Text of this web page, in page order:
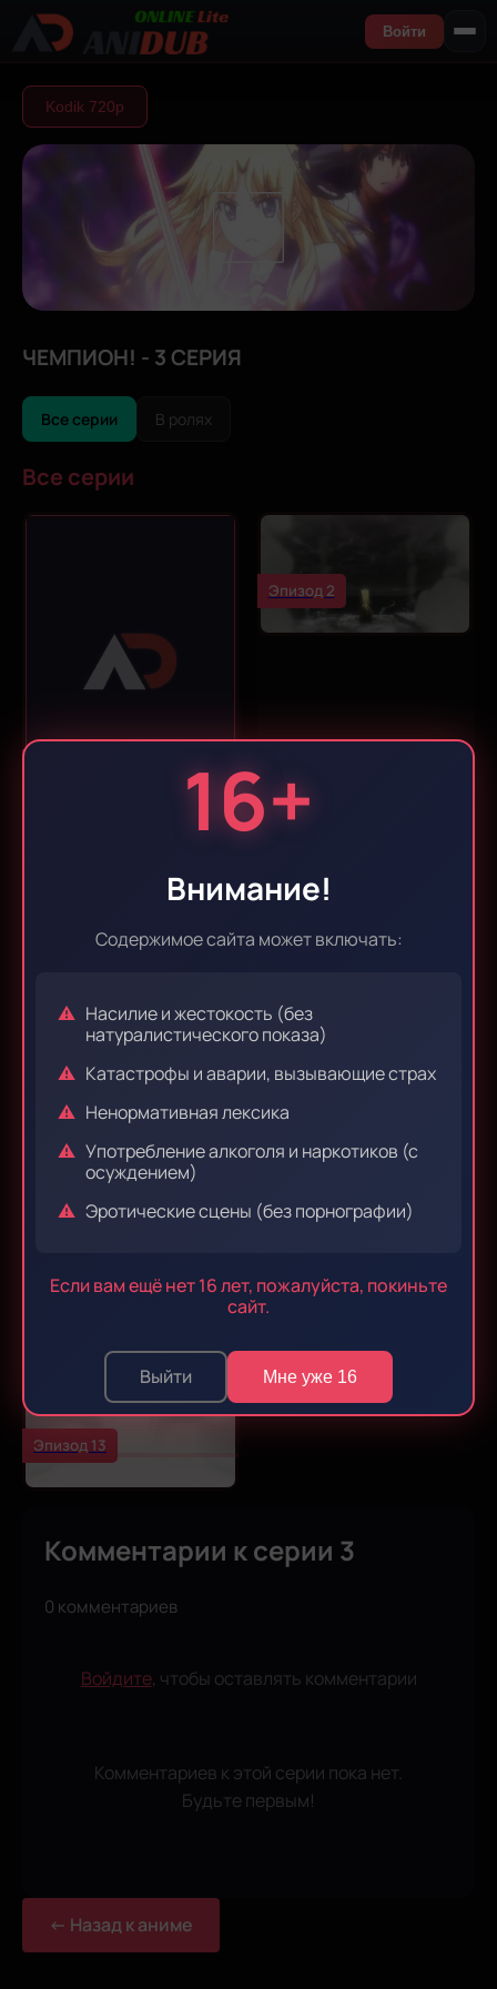
16+
Внимание!
Содержимое сайта может включать:
Насилие и жестокость (без
натуралистического показа)
Катастрофы и аварии, вызывающие страх
Ненормативная лексика
Употребление алкоголя и наркотиков (с
осуждением)
Эротические сцены (без порнографии)
Если вам ещё нет 16 лет, пожалуйста, покиньте
сайт.
Выйти Мне уже 16
Войти
Kodik 720р
ЧЕМПИОН! - 3 СЕРИЯ
Все серии В ролях
Все серии
Эпизод 2
Эпизод 4
Эпизод 7 Эпизод 8
Эпизод 9 Эпизод 10
Эпизод 13
Комментарии к серии 3
0 комментариев
Войдите, чтобы оставлять комментарии
Комментариев к этой серии пока нет.
Будьте первым!
← Назад к аниме